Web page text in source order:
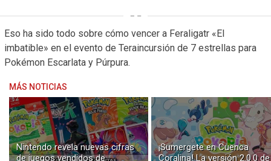
Eso ha sido todo sobre cómo vencer a Feraligatr «El
imbatible» en el evento de Teraincursión de 7 estrellas para
Pokémon Escarlata y Púrpura.
MÁS NOTICIAS
Nintendo revela nuevas cifras
de juegos vendidos de
¡Sumergete en Cuenca
Coralina! La versión 2.0.0 de